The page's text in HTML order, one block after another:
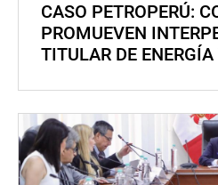
CASO PETROPERÚ:
PROMUEVEN
TITULAR DE